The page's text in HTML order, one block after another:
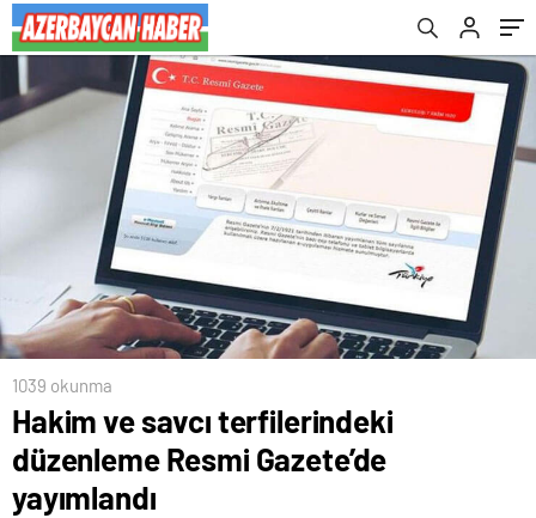
1039 okunma
Hakim ve savcı terfilerindeki
düzenleme Resmi Gazete’de
yayımlandı